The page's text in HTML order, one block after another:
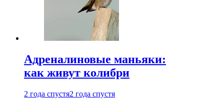
Адреналиновые маньяки:
как живут колибри
2 года спустя2 года спустя